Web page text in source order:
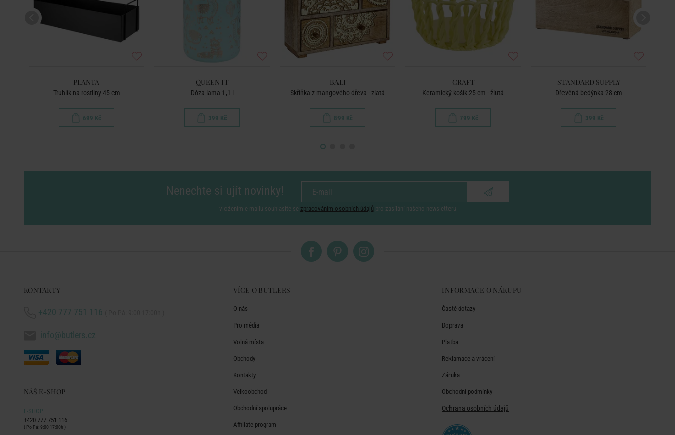
PLANTA
Truhlík na rostliny 45 cm
699 Kč
QUEEN IT
Dóza lama 1,1 l
399 Kč
BALI
Skříňka z mangového dřeva - zlatá
899 Kč
CRAFT
Keramický košík 25 cm - žlutá
799 Kč
STANDARD SUPPLY
Dřevěná bedýnka 28 cm
399 Kč
Nenechte si ujít novinky!
vložením e-mailu souhlasíte se zpracováním osobních údajů pro zasílání našeho newsletteru
KONTAKTY
+420 777 751 116
info@butlers.cz
NÁŠ E-SHOP
E-SHOP
+420 777 751 116
( Po-Pá: 9:00-17:00h )
VÍCE O BUTLERS
O nás
Pro média
Volná místa
Obchody
Kontakty
Velkoobchod
Obchodní spolupráce
Affiliate program
INFORMACE O NÁKUPU
Časté dotazy
Doprava
Platba
Reklamace a vrácení
Záruka
Obchodní podmínky
Ochrana osobních údajů